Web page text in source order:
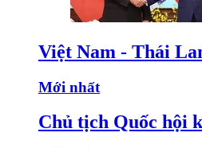
Việt Nam - Thái
Mới nhất
Chủ tịch Quốc hội